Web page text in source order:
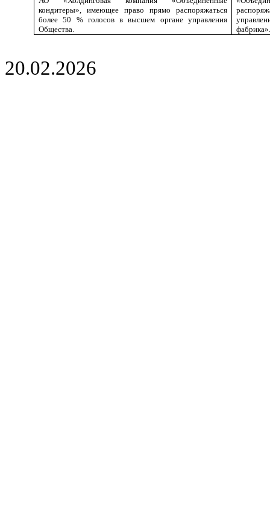
кондитеры», имеющее право прямо распоряжаться
более 50 % голосов в высшем органе управления
Общества.
20.02.2026